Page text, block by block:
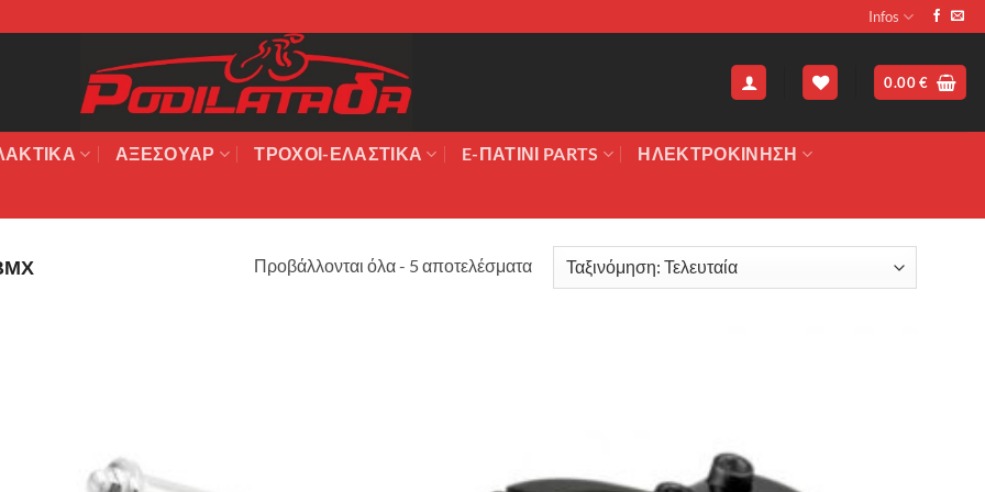
Infos
0.00€
ΑΞΕΣΟΥΆΡ ΤΡΟΧΟΙ-ΕΛΑΣΤΙΚΑ E-ΠΑΤΙΝΙ PARTS ΗΛΕΚΤΡΟΚΙΝΗΣΗ
Προβάλλονται όλα - 5 αποτελέσματαSorted